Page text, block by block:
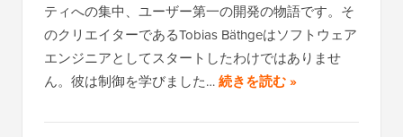
ティへの集中、ユーザー第一の開発の物語です。そ
のクリエイターであるTobias Bäthgeはソフトウェア
エンジニアとしてスタートしたわけではありませ
ん。彼は制御を学びました…続きを読む »